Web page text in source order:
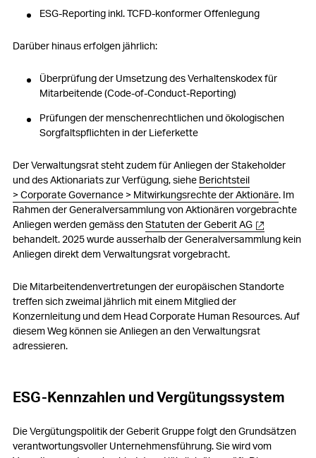
ESG-Reporting inkl. TCFD-konformer Offenlegung
Darüber hinaus erfolgen jährlich:
Überprüfung der Umsetzung des Verhaltenskodex für
Mitarbeitende (Code-of-Conduct-Reporting)
Prüfungen der menschenrechtlichen und ökologischen
Sorgfaltspflichten in der Lieferkette
Der Verwaltungsrat steht zudem für Anliegen der Stakeholder
und des Aktionariats zur Verfügung, siehe Berichtsteil
> Corporate Governance > Mitwirkungsrechte der Aktionäre. Im
Rahmen der Generalversammlung von Aktionären vorgebrachte
Anliegen werden gemäss denStatuten der Geberit AG
behandelt. 2025 wurde ausserhalb der Generalversammlung kein
Anliegen direkt dem Verwaltungsrat vorgebracht.
Die Mitarbeitendenvertretungen der europäischen Standorte
treffen sich zweimal jährlich mit einem Mitglied der
Konzernleitung und dem Head Corporate Human Resources. Auf
diesem Weg können sie Anliegen an den Verwaltungsrat
adressieren.
ESG-Kennzahlen und Vergütungssystem
Die Vergütungspolitik der Geberit Gruppe folgt den Grundsätzen
verantwortungsvoller Unternehmensführung. Sie wird vom